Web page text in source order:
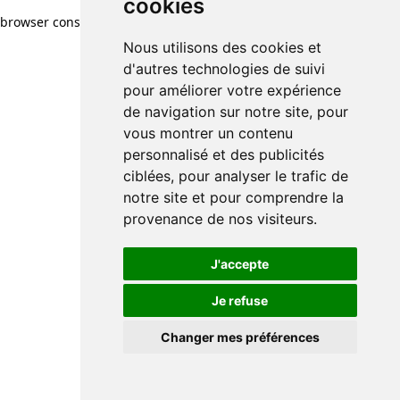
cookies
Nous utilisons des cookies et
d'autres technologies de suivi
pour améliorer votre expérience
de navigation sur notre site, pour
vous montrer un contenu
personnalisé et des publicités
ciblées, pour analyser le trafic de
notre site et pour comprendre la
provenance de nos visiteurs.
J'accepte
Je refuse
Changer mes préférences
browser console for more information)